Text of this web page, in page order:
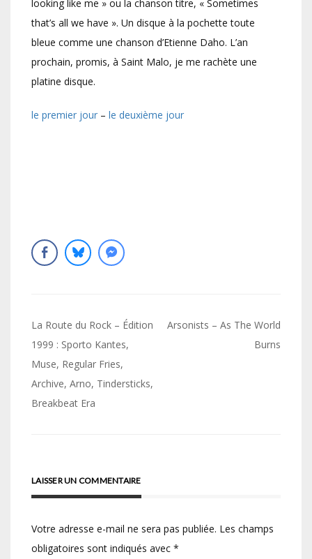
looking like me » ou la chanson titre, « Sometimes
that’s all we have ». Un disque à la pochette toute
bleue comme une chanson d’Etienne Daho. L’an
prochain, promis, à Saint Malo, je me rachète une
platine disque.
le premier jour – le deuxième jour
Navigation
de
l’article
La Route du Rock – Édition
1999 : Sporto Kantes,
Muse, Regular Fries,
Archive, Arno, Tindersticks,
Breakbeat Era
Arsonists – As The World
Burns
LAISSER UN COMMENTAIRE
Votre adresse e-mail ne sera pas publiée. Les champs
obligatoires sont indiqués avec *